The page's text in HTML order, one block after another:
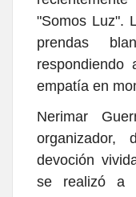
"Somos Luz".
prendas
empatía en
Nerimar
devoción
se realizó a